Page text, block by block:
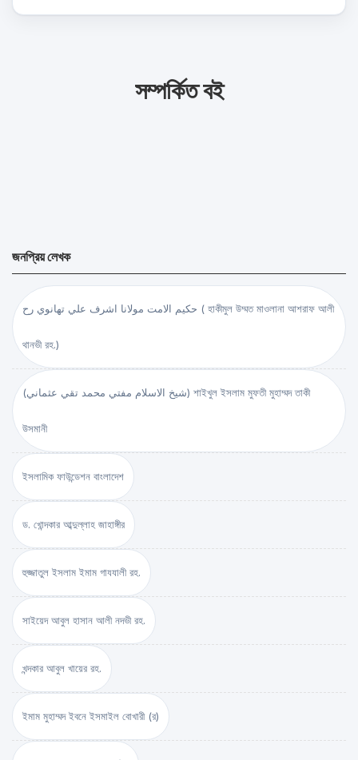
সম্পর্কিত বই
জনপ্রিয় লেখক
حكيم الامت مولانا اشرف علي تهانوي رح ( হাকীমুল উম্মত মাওলানা আশরাফ আলী
থানভী রহ.)
(شيخ الاسلام مفتي محمد تقي عثماني) শাইখুল ইসলাম মুফতী মুহাম্মদ তাকী
উসমানী
ইসলামিক ফাউন্ডেশন বাংলাদেশ
ড. খোন্দকার আব্দুল্লাহ জাহাঙ্গীর
হুজ্জাতুল ইসলাম ইমাম গাযযালী রহ.
সাইয়েদ আবুল হাসান আলী নদভী রহ.
খন্দকার আবুল খায়ের রহ.
ইমাম মুহাম্মদ ইবনে ইসমাইল বোখারী (র)